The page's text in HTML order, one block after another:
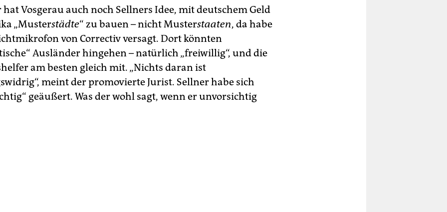
Vosgerau auch noch Sellners Idee, mit deutschem Geld
„Musterstädte“ zu bauen – nicht Musterstaaten, da habe
von Correctiv versagt. Dort könnten
Ausländer hingehen – natürlich „freiwillig“, und die
am besten gleich mit. „Nichts daran ist
meint der promovierte Jurist. Sellner habe sich
geäußert. Was der wohl sagt, wenn er unvorsichtig